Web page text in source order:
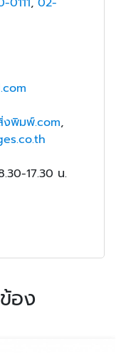
งพิมพ์.com,
17.30 น.
อง